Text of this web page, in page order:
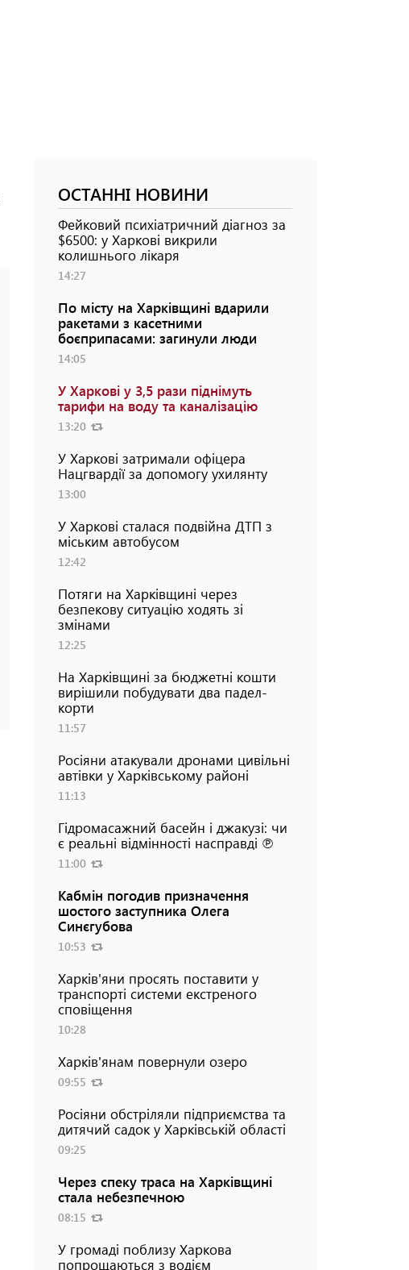
ОСТАННІ НОВИНИ
Фейковий психіатричний діагноз за
$6500: у Харкові викрили
колишнього лікаря
14:27
По місту на Харківщині вдарили
ракетами з касетними
боєприпасами: загинули люди
14:05
У Харкові у 3,5 рази піднімуть
тарифи на воду та каналізацію
13:20
У Харкові затримали офіцера
Нацгвардії за допомогу ухилянту
13:00
У Харкові сталася подвійна ДТП з
міським автобусом
12:42
Потяги на Харківщині через
безпекову ситуацію ходять зі
змінами
12:25
На Харківщині за бюджетні кошти
вирішили побудувати два падел-
корти
11:57
Росіяни атакували дронами цивільні
автівки у Харківському районі
11:13
Гідромасажний басейн і джакузі: чи
є реальні відмінності насправді ℗
11:00
Кабмін погодив призначення
шостого заступника Олега
Синєгубова
10:53
Харків'яни просять поставити у
транспорті системи екстреного
сповіщення
10:28
Харків'янам повернули озеро
09:55
Росіяни обстріляли підприємства та
дитячий садок у Харківській області
09:25
Через спеку траса на Харківщині
стала небезпечною
08:15
У громаді поблизу Харкова
попрощаються з водієм